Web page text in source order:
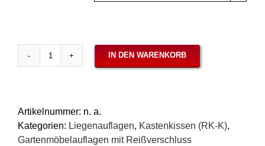
Auflagen
Braserie
Menge
IN DEN WARENKORB
Artikelnummer: n. a.
Kategorien: Liegenauflagen, Kastenkissen (RK-K),
Gartenmöbelauflagen mit Reißverschluss